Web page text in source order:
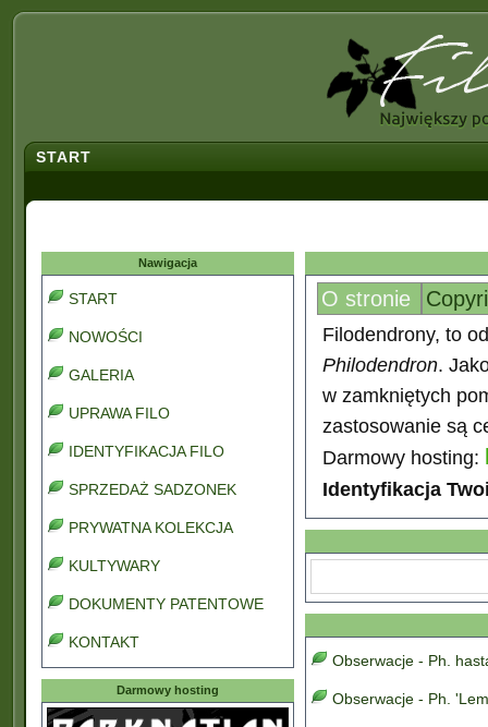
START
Nawigacja
START
NOWOŚCI
GALERIA
UPRAWA FILO
IDENTYFIKACJA FILO
SPRZEDAŻ SADZONEK
PRYWATNA KOLEKCJA
KULTYWARY
DOKUMENTY PATENTOWE
KONTAKT
Darmowy hosting
O stronie
Filodendrony, to
Philodendron.
w zamkniętych
zastosowanie są
Darmowy hosting:
Identyfikacja
Obserwacje - Ph.
Obserwacje - Ph.